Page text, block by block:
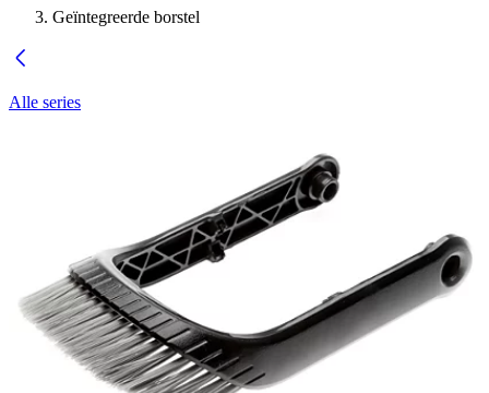
Geïntegreerde borstel
Alle series